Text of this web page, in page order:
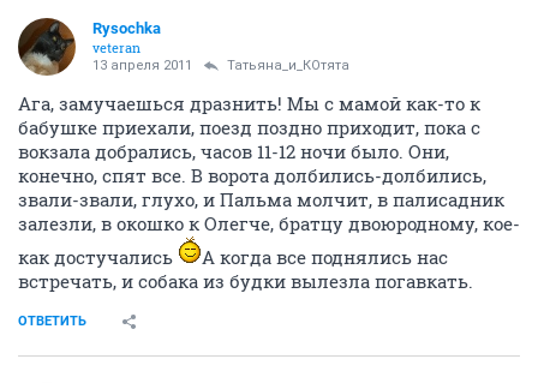
Rysochka
veteran
13 апреля 2011 Татьяна_и_КОтята
Ага, замучаешься дразнить! Мы с мамой как-то к
бабушке приехали, поезд поздно приходит, пока с
вокзала добрались, часов 11-12 ночи было. Они,
конечно, спят все. В ворота долбились-долбились,
звали-звали, глухо, и Пальма молчит, в палисадник
залезли, в окошко к Олегче, братцу двоюродному, кое-
как достучались
А когда все поднялись нас
встречать, и собака из будки вылезла погавкать.
ОТВЕТИТЬ